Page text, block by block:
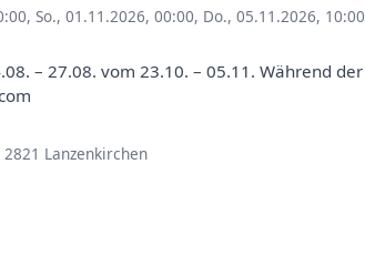
, So., 01.11.2026, 00:00, Do., 05.11.2026, 10:00
– 27.08. vom 23.10. – 05.11. Während der
Lanzenkirchen